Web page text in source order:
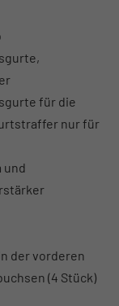
für die
nur für
und
der vorderen
(4 Stück)